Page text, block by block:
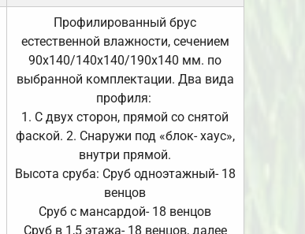
Профилированный брус
естественной влажности, сечением
90х140/140х140/190х140 мм. по
выбранной комплектации. Два вида
профиля:
1. С двух сторон, прямой со снятой
фаской. 2. Снаружи под «блок- хаус»,
внутри прямой.
Высота сруба: Сруб одноэтажный- 18
венцов
Сруб с мансардой- 18 венцов
Сруб в 1,5 этажа- 18 венцов, далее